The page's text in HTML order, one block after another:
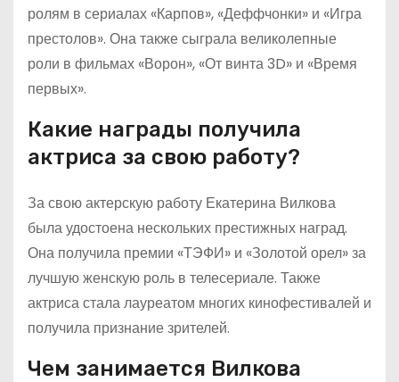
ролям в сериалах «Карпов», «Деффчонки» и «Игра
престолов». Она также сыграла великолепные
роли в фильмах «Ворон», «От винта 3D» и «Время
первых».
Какие награды получила
актриса за свою работу?
За свою актерскую работу Екатерина Вилкова
была удостоена нескольких престижных наград.
Она получила премии «ТЭФИ» и «Золотой орел» за
лучшую женскую роль в телесериале. Также
актриса стала лауреатом многих кинофестивалей и
получила признание зрителей.
Чем занимается Вилкова